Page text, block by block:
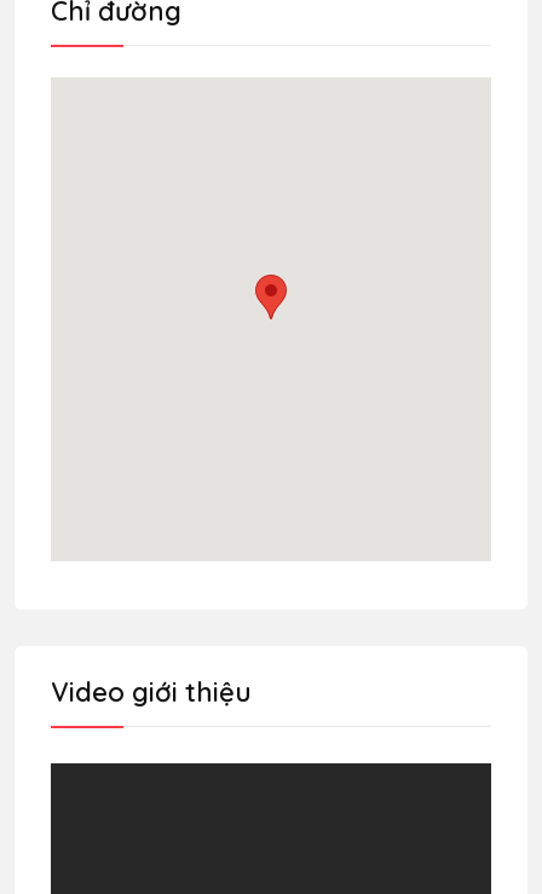
Chỉ đường
Video giới thiệu